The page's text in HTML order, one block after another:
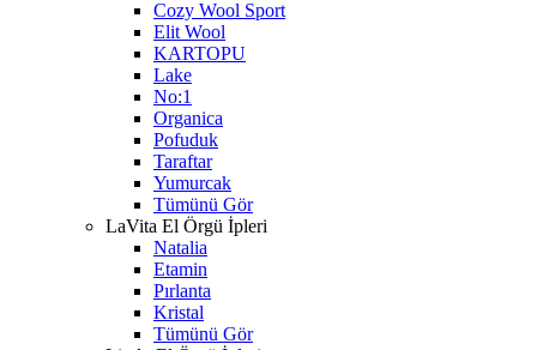
Cozy Wool Sport
Elit Wool
KARTOPU
Lake
No:1
Organica
Pofuduk
Taraftar
Yumurcak
Tümünü Gör
LaVita El Örgü İpleri
Natalia
Etamin
Pırlanta
Kristal
Tümünü Gör